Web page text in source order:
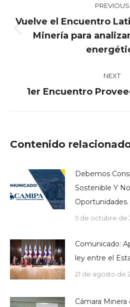
PREVIOUS
post:
Vuelve el Encuentro
Minería para
NEXT
Next
1er Encuentro
Contenido
Debemos
Sostenible Y
Oportunidades.
5 de octubre de
Comunicado:
ley entre el
21 de agosto de
Cámara